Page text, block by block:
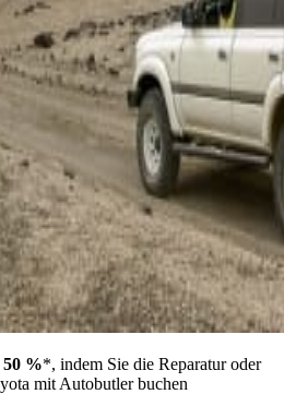
50 %*, indem Sie die Reparatur oder
mit Autobutler buchen